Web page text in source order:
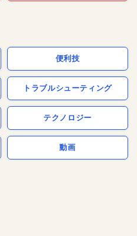
便利技
トラブルシューティング
テクノロジー
動画